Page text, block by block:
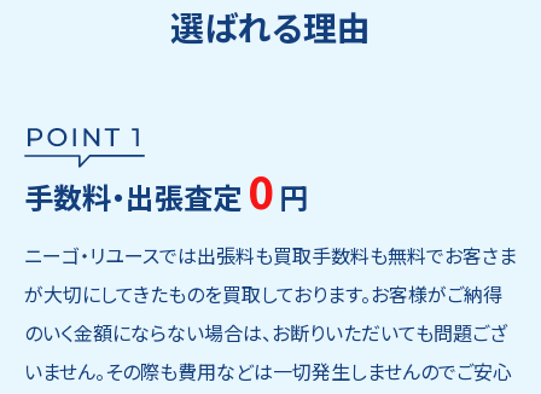
選ばれる理由
手数料・出張査定 0 円
ニーゴ・リユースでは出張料も買取手数料も無料でお客さま
が大切にしてきたものを買取しております。お客様がご納得
のいく金額にならない場合は、お断りいただいても問題ござ
いません。その際も費用などは一切発生しませんのでご安心